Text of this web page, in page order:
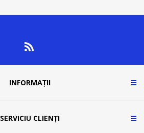
INFORMAȚII
SERVICIU CLIENȚI